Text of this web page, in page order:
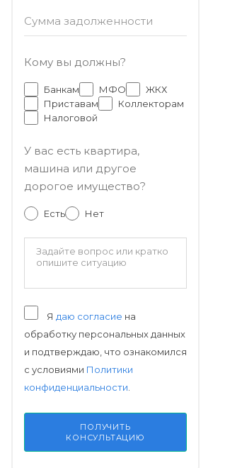
Сумма задолженности
Кому вы должны?
Банкам МФО
ЖКХ
Приставам
Коллекторам
Налоговой
У вас есть квартира,
машина или другое
дорогое имущество?
Есть Нет
Я даю согласие на
обработку персональных данных
и подтверждаю, что ознакомился
с условиями Политики
конфиденциальности.
ПОЛУЧИТЬ
КОНСУЛЬТАЦИЮ